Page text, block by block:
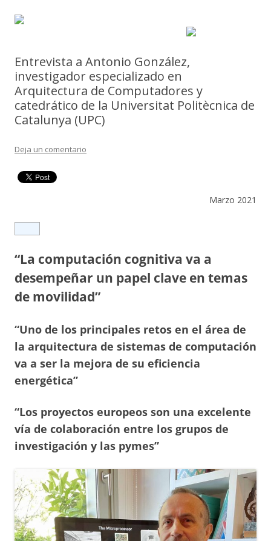
Entrevista a Antonio González,
investigador especializado en
Arquitectura de Computadores y
catedrático de la Universitat Politècnica de
Catalunya (UPC)
Deja un comentario
Marzo 2021
“La computación cognitiva va a
desempeñar un papel clave en temas
de movilidad”
“Uno de los principales retos en el área de
la arquitectura de sistemas de computación
va a ser la mejora de su eficiencia
energética”
“Los proyectos europeos son una excelente
vía de colaboración entre los grupos de
investigación y las pymes”